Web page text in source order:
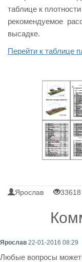
таблице к
рекомендуемое
высадке.
Перейти к таблице
Ярослав 33618
Ярослав 22-01-2016 08:29
Любые вопросы